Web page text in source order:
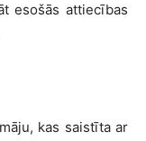
esošās attiecības
kas saistīta ar